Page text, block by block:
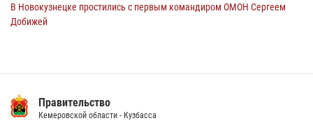
В Новокузнецке простились с первым командиром ОМОН Сергеем
Добижей
14 июля 2026, 08:52 1
Правительство
Кемеровской области - Кузбасса